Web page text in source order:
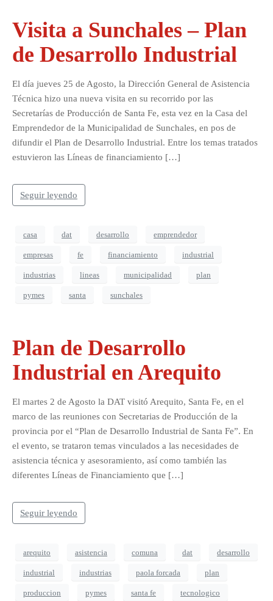
Visita a Sunchales – Plan
de Desarrollo Industrial
El día jueves 25 de Agosto, la Dirección General de Asistencia
Técnica hizo una nueva visita en su recorrido por las
Secretarías de Producción de Santa Fe, esta vez en la Casa del
Emprendedor de la Municipalidad de Sunchales, en pos de
difundir el Plan de Desarrollo Industrial. Entre los temas tratados
estuvieron las Líneas de financiamiento […]
Seguir leyendo
casa dat desarrollo emprendedor
empresas fe financiamiento industrial
industrias lineas municipalidad plan
pymes santa sunchales
Plan de Desarrollo
Industrial en Arequito
El martes 2 de Agosto la DAT visitó Arequito, Santa Fe, en el
marco de las reuniones con Secretarias de Producción de la
provincia por el “Plan de Desarrollo Industrial de Santa Fe”. En
el evento, se trataron temas vinculados a las necesidades de
asistencia técnica y asesoramiento, así como también las
diferentes Líneas de Financiamiento que […]
Seguir leyendo
arequito asistencia comuna dat desarrollo
industrial industrias paola forcada plan
produccion pymes santa fe tecnologico